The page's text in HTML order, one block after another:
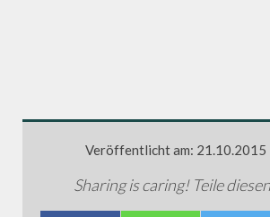
Veröffentlicht am: 21.10.2015
Sharing is caring! Teile